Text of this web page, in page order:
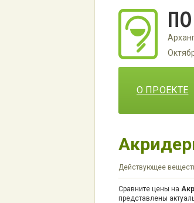
О ПРОЕКТЕ
Действующее
Сравните цены на
представлены